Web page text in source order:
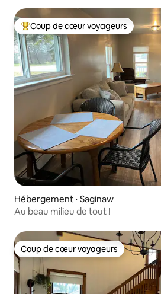
Coups de cœur voyageurs les plus
Coup de cœur voyageurs
Hébergement ⋅ Saginaw
Au beau milieu de tout !
Coup de cœur voyageurs
Coup de cœur voyageurs